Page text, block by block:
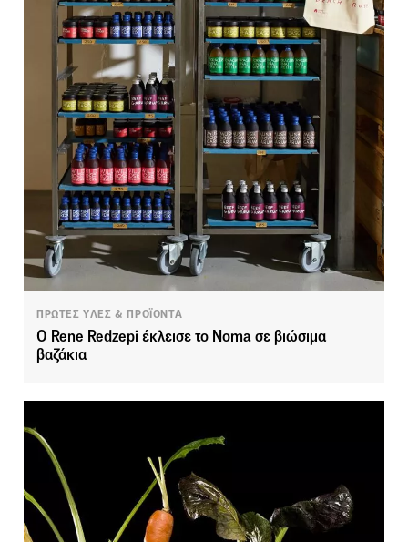
ΠΡΩΤΕΣ ΥΛΕΣ & ΠΡΟΪΟΝΤΑ
O Rene Redzepi έκλεισε το Noma σε βιώσιμα
βαζάκια